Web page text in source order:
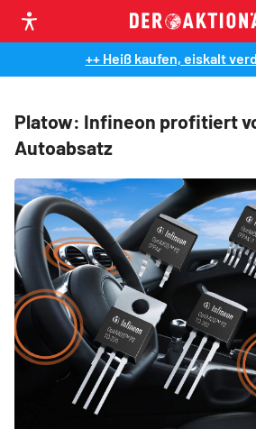
++ Heiß kaufen, eiskalt
Platow: Infineon profitiert
Autoabsatz